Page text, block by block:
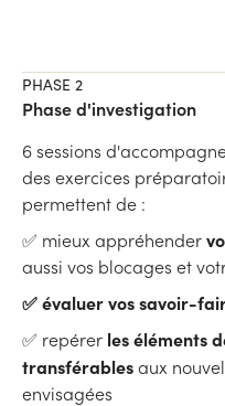
PHASE 2
Phase d'investigation
6 sessions
des exercices
permettent de :
✅ mieux appréhender
aussi vos blocages et
✅ évaluer vos savoir-
✅ repérer les éléments
transférablesaux
envisagées